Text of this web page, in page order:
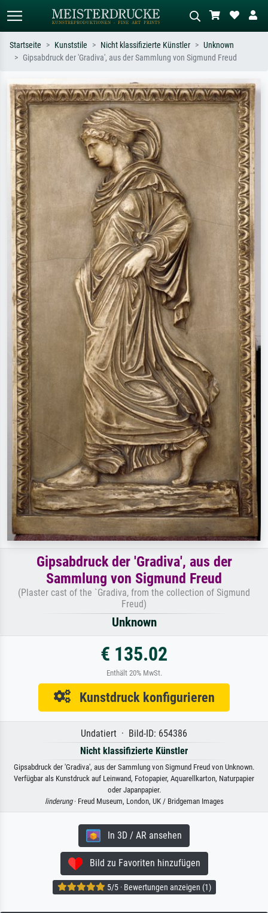
Suchen Sie nach Künstlern, Werktiteln
oder Stilen – z.B. Monet,
Sternennacht, Impressionismus, Welle
Hokusai, Akt.
Beschreiben Sie die Szene – z.B. Grüne
Wiese, Abstrakt mit viel Rot, Dunkles
Ölgemälde, Stehender Akt neben einem
Startseite Kunststile Nicht klassifizierte Künstler
Unknown
Gipsabdruck der 'Gradiva', aus der Sammlung von Sigmund Freud
Gipsabdruck der 'Gradiva', aus der
Sammlung von Sigmund Freud
(Plaster cast of the `Gradiva, from the collection of Sigmund
Freud)
Unknown
€ 135.02
Enthält 20% MwSt.
Kunstdruck konfigurieren
Undatiert · Bild-ID: 654386
Nicht klassifizierte Künstler
Gipsabdruck der 'Gradiva', aus der Sammlung von Sigmund Freud von Unknown.
Verfügbar als Kunstdruck auf Leinwand, Fotopapier, Aquarellkarton, Naturpapier
oder Japanpapier.
linderung· Freud Museum, London, UK / Bridgeman Images
In 3D / AR ansehen
Bild zu Favoriten hinzufügen
5/5 · Bewertungen anzeigen (1)